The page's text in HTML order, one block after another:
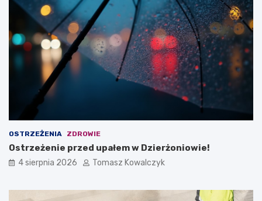
OSTRZEŻENIA ZDROWIE
Ostrzeżenie przed upałem w Dzierżoniowie!
4 sierpnia 2026 Tomasz Kowalczyk